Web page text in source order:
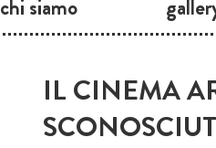
chi siamo
IL CINEMA